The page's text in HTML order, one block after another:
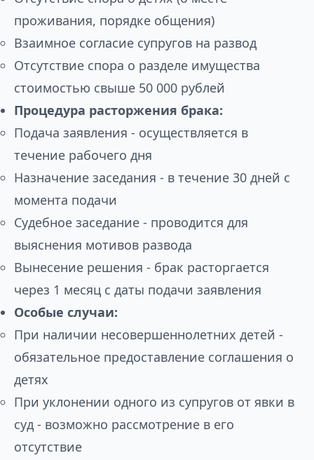
проживания, порядке общения)
Взаимное согласие супругов на развод
Отсутствие спора о разделе имущества
стоимостью свыше 50 000 рублей
Процедура расторжения брака:
Подача заявления - осуществляется в
течение рабочего дня
Назначение заседания - в течение 30 дней с
момента подачи
Судебное заседание - проводится для
выяснения мотивов развода
Вынесение решения - брак расторгается
через 1 месяц с даты подачи заявления
Особые случаи:
При наличии несовершеннолетних детей -
обязательное предоставление соглашения о
детях
При уклонении одного из супругов от явки в
суд - возможно рассмотрение в его
отсутствие